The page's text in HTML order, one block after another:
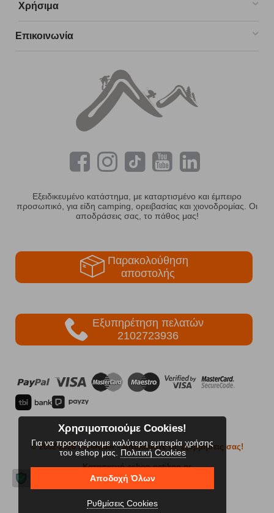
Χρήσιμα
Επικοινωνία
Εξειδικευμένο κατάστημα, με καταρτισμένο και έμπειρο
προσωπικό, για είδη camping, ορειβασίας και χιονοδρομίας. Οι
αποδράσεις σας, το πάθος μας!
Παρακολούθηση
αποστολής
Εξυπηρέτηση πελατών
2102723936
© 2002-2026 FreeRider- Απολαύστε τις εξορμήσεις σας!
Κατασκευή eshop netikon.gr
Χρησιμοποιούμε Cookies!
Για να προσφέρουμε καλύτερη εμπειρία χρήσης
του eshop μας. Πολιτική Cookies
Αποδοχή Όλων
Ρυθμίσεις Cookies